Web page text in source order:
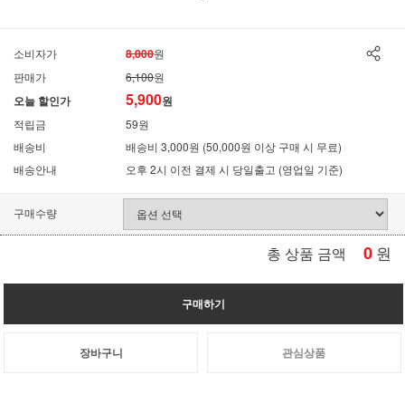
소비자가 8,000원
판매가
6,100원
오늘 할인가 5,900원
적립금
59원
배송비
배송비 3,000원 (50,000원 이상 구매 시 무료)
배송안내
오후 2시 이전 결제 시 당일출고 (영업일 기준)
구매수량
총 상품 금액 0 원
구매하기
장바구니 관심상품